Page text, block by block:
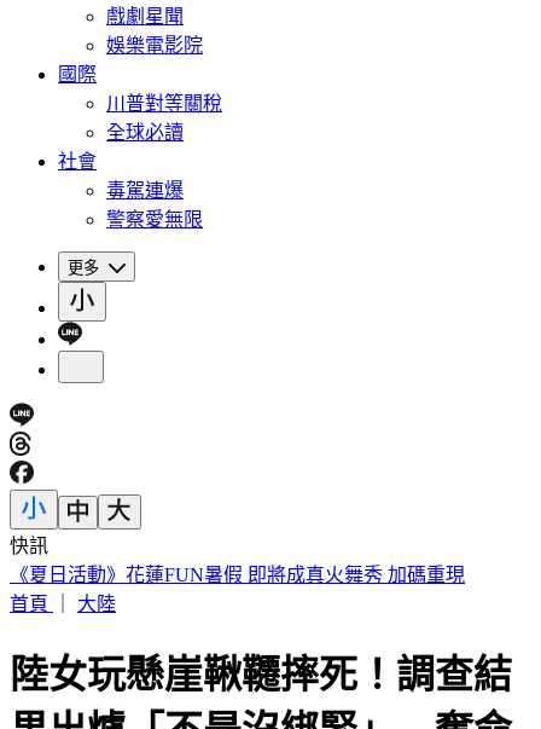
戲劇星聞
娛樂電影院
國際
川普對等關稅
全球必讀
社會
毒駕連爆
警察愛無限
更多
快訊
白海豚「影響最劇」時間到！中北部防豪雨 恐一路濕到下週
末
陸女玩懸崖鞦韆摔死！調查結